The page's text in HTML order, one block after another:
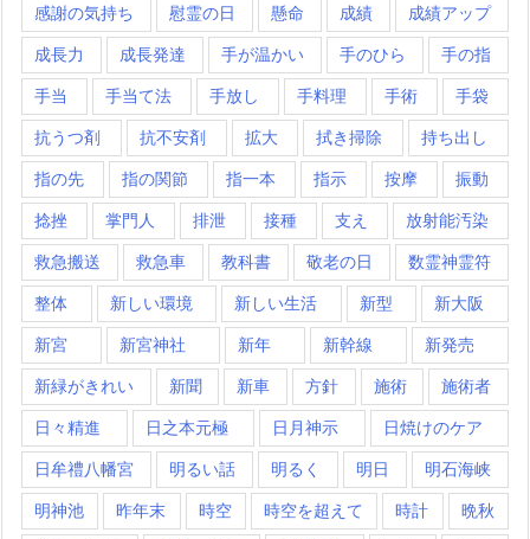
感謝の気持ち 慰霊の日 懸命 成績 成績アップ
成長力 成長発達 手が温かい 手のひら 手の指
手当 手当て法 手放し 手料理 手術 手袋
抗うつ剤 抗不安剤 拡大 拭き掃除 持ち出し
指の先 指の関節 指一本 指示 按摩 振動
捻挫 掌門人 排泄 接種 支え 放射能汚染
救急搬送 救急車 教科書 敬老の日 数霊神霊符
整体 新しい環境 新しい生活 新型 新大阪
新宮 新宮神社 新年 新幹線 新発売
新緑がきれい 新聞 新車 方針 施術 施術者
日々精進 日之本元極 日月神示 日焼けのケア
日牟禮八幡宮 明るい話 明るく 明日 明石海峡
明神池 昨年末 時空 時空を超えて 時計 晩秋